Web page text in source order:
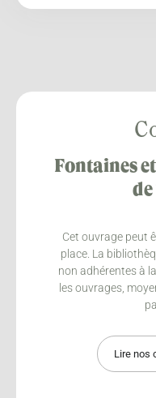
Fontaines
Cet ouvrage peut
place. La
non adhérentes à
les ouvrages,
Lire nos